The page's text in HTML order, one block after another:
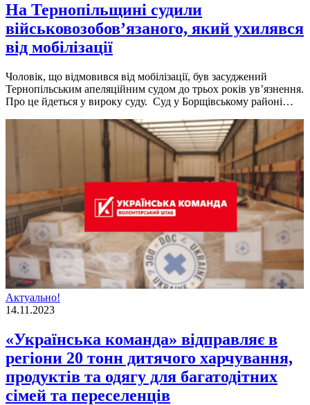
На Тернопільщині судили
військовозобов’язаного, який ухилявся
від мобілізації
Чоловік, що відмовився від мобілізації, був засуджений
Тернопільським апеляційним судом до трьох років ув’язнення.
Про це йдеться у вироку суду. Суд у Борщівському районі…
Актуально!
14.11.2023
«Українська команда» відправляє в
регіони 20 тонн дитячого харчування,
продуктів та одягу для багатодітних
сімей та переселенців